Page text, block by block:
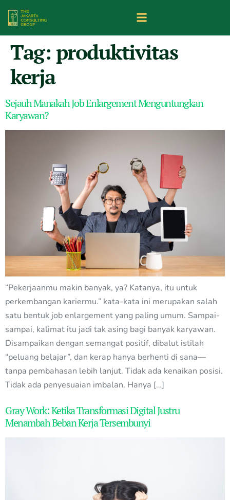
Tag: produktivitas
kerja
Sejauh Manakah Job Enlargement Menguntungkan
Karyawan?
“Pekerjaanmu makin banyak, ya? Katanya, itu untuk
perkembangan kariermu.” kata-kata ini merupakan salah
satu bentuk job enlargement yang paling umum. Sampai-
sampai, kalimat itu jadi tak asing bagi banyak karyawan.
Disampaikan dengan semangat positif, dibalut istilah
“peluang belajar”, dan kerap hanya berhenti di sana—
tanpa pembahasan lebih lanjut. Tidak ada kenaikan posisi.
Tidak ada penyesuaian imbalan. Hanya […]
Gray Work: Ketika Transformasi Digital Justru
Menambah Beban Kerja Tersembunyi